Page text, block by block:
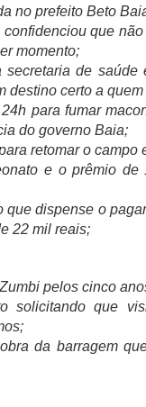
no prefeito Beto
que
momento;
secretaria de
destino certo a
para fumar
do governo Baia;
retomar o campo
e o prêmio
dispense o
22 mil reais;
pelos cinco
solicitando que
da barragem